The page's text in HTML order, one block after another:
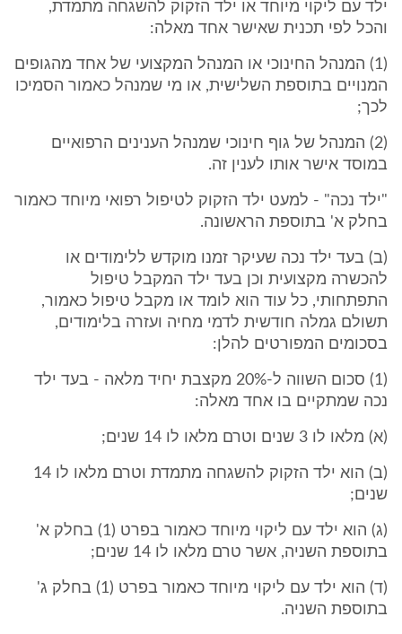
ילד עם ליקוי מיוחד או ילד הזקוק להשגחה מתמדת,
והכל לפי תכנית שאישר אחד מאלה:
(1) המנהל החינוכי או המנהל המקצועי של אחד מהגופים
המנויים בתוספת השלישית, או מי שמנהל כאמור הסמיכו
לכך;
(2) המנהל של גוף חינוכי שמנהל הענינים הרפואיים
במוסד אישר אותו לענין זה.
"ילד נכה" - למעט ילד הזקוק לטיפול רפואי מיוחד כאמור
בחלק א' בתוספת הראשונה.
(ב) בעד ילד נכה שעיקר זמנו מוקדש ללימודים או
להכשרה מקצועית וכן בעד ילד המקבל טיפול
התפתחותי, כל עוד הוא לומד או מקבל טיפול כאמור,
תשולם גמלה חודשית לדמי מחיה ועזרה בלימודים,
בסכומים המפורטים להלן:
(1) סכום השווה ל-20% מקצבת יחיד מלאה - בעד ילד
נכה שמתקיים בו אחד מאלה:
(א) מלאו לו 3 שנים וטרם מלאו לו 14 שנים;
(ב) הוא ילד הזקוק להשגחה מתמדת וטרם מלאו לו 14
שנים;
(ג) הוא ילד עם ליקוי מיוחד כאמור בפרט (1) בחלק א'
בתוספת השניה, אשר טרם מלאו לו 14 שנים;
(ד) הוא ילד עם ליקוי מיוחד כאמור בפרט (1) בחלק ג'
בתוספת השניה.